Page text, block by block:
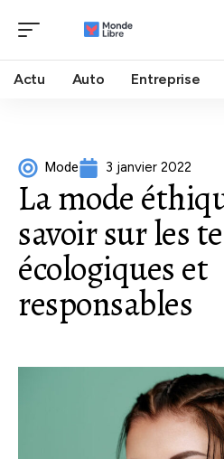
Actu Auto Entreprise
Mode 3 janvier 2022
La mode
savoir sur les
écologiques et
responsables